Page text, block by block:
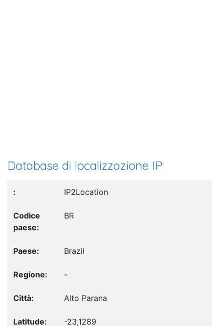
Database di localizzazione IP
IP2Location
BR
Brazil
-
Alto Parana
-23,1289